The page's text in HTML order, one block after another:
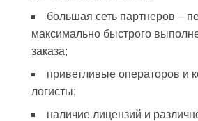
большая сеть партнеров –
максимально быстрого
заказа;
приветливые операторов и
логисты;
наличие лицензий и